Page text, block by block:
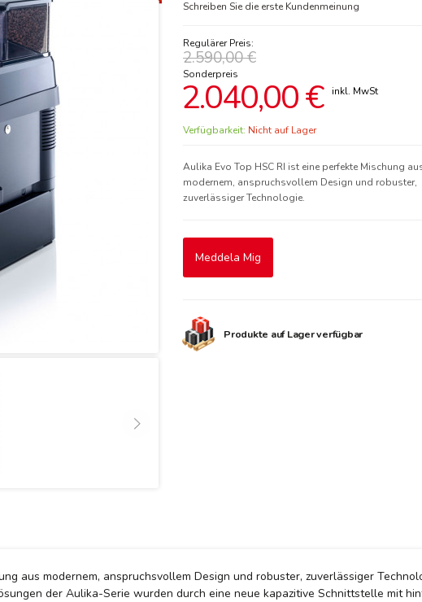
Schreiben Sie die erste Kundenmeinung
Regulärer Preis:
2.590,00 €
Sonderpreis
2.040,00 €
Verfügbarkeit: Nicht auf Lager
Aulika Evo Top HSC RI ist eine perfekte Mischung
modernem, anspruchsvollem Design und robuster,
zuverlässiger Technologie.
Meddela Mig
Produkte auf Lager verfügbar
aus modernem, anspruchsvollem Design und robuster, zuverlässiger
der Aulika-Serie wurden durch eine neue kapazitive Schnittstelle mit